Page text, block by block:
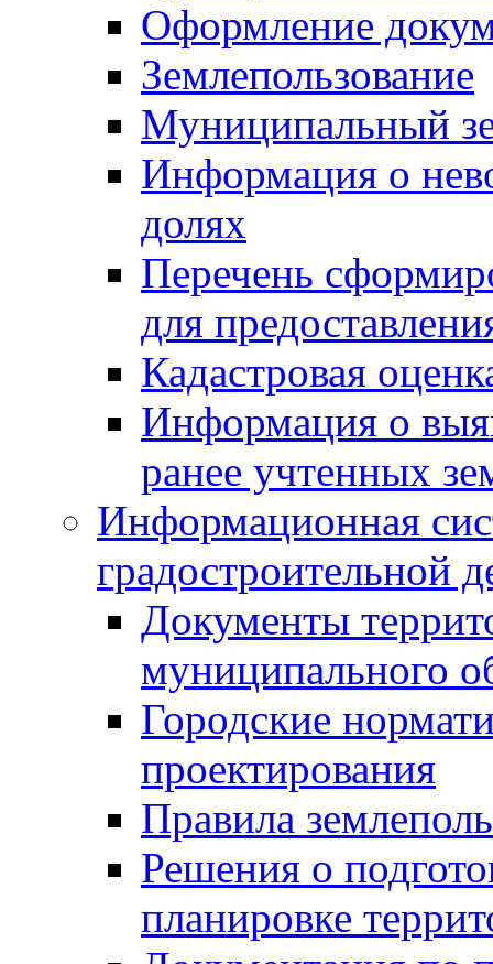
Оформление
Землепользование
Муниципальный
Информация о
долях
Перечень
для
Кадастровая
Информация о
ранее учтенных
Информационная
градостроительной
Документы
муниципального
Городские
проектирования
Правила
Решения о
планировке